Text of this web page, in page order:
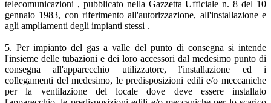
telecomunicazioni , pubblicato nella Gazzetta Ufficiale n. 8 del 10
gennaio 1983, con riferimento all'autorizzazione, all'installazione e
agli ampliamenti degli impianti stessi .
5. Per impianto del gas a valle del punto di consegna si intende
l'insieme delle tubazioni e dei loro accessori dal medesimo punto di
consegna all'apparecchio utilizzatore, l'installazione ed i
collegamenti del medesimo, le predisposizioni edili e/o meccaniche
per la ventilazione del locale dove deve essere installato